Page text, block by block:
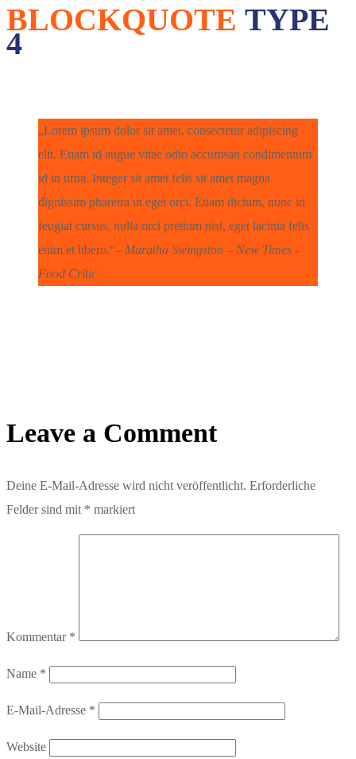
BLOCKQUOTE TYPE
4
Lorem ipsum dolor sit amet, consectetur adipiscing
elit. Etiam id augue vitae odio accumsan condimentum
id in urna. Integer sit amet felis sit amet magna
dignissim pharetra ut eget orci. Etiam dictum, nunc id
feugiat cursus, nulla orci pretium nisl, eget lacinia felis
enim et libero. – Maratha Swingston – New Times -
Food Critic
Leave a Comment
Deine E-Mail-Adresse wird nicht veröffentlicht. Erforderliche
Felder sind mit * markiert
Kommentar *
Name *
E-Mail-Adresse *
Website